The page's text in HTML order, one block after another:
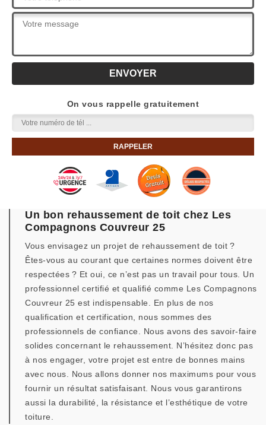
On vous rappelle gratuitement
Un bon rehaussement de toit chez Les
Compagnons Couvreur 25
Vous envisagez un projet de rehaussement de toit ?
Êtes-vous au courant que certaines normes doivent être
respectées ? Et oui, ce n’est pas un travail pour tous. Un
professionnel certifié et qualifié comme Les Compagnons
Couvreur 25 est indispensable. En plus de nos
qualification et certification, nous sommes des
professionnels de confiance. Nous avons des savoir-faire
solides concernant le rehaussement. N’hésitez donc pas
à nos engager, votre projet est entre de bonnes mains
avec nous. Nous allons donner nos maximums pour vous
fournir un résultat satisfaisant. Nous vous garantirons
aussi la durabilité, la résistance et l’esthétique de votre
toiture.